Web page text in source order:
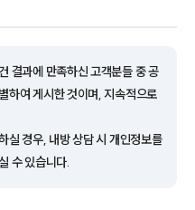
결과에 만족하신 고객분들 중 공
하여 게시한 것이며, 지속적으로
실 경우, 내방 상담 시 개인정보를
수 있습니다.